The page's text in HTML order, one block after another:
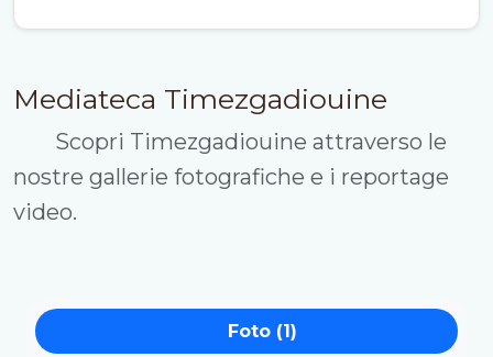
Mediateca Timezgadiouine
Scopri Timezgadiouine attraverso le
nostre gallerie fotografiche e i reportage
video.
Foto (1)